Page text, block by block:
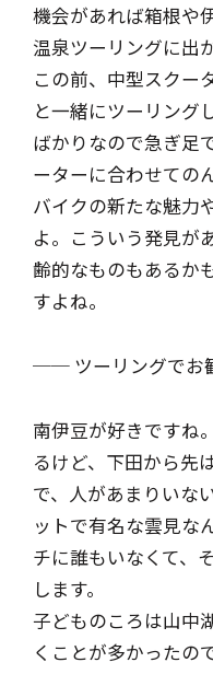
機会があれば箱根や
温泉ツーリングに出
この前、中型スクー
と一緒にツーリング
ばかりなので急ぎ足
ーターに合わせての
バイクの新たな魅力
よ。こういう発見が
齢的なものもあるか
すよね。
── ツーリングでお
南伊豆が好きですね
るけど、下田から先
で、人があまりいな
ットで有名な雲見な
チに誰もいなくて、
します。
子どものころは山中
くことが多かったの